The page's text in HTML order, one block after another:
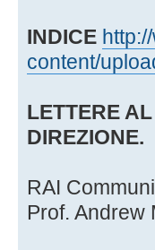
INDICE
content/
LETTERE
DIREZIONE.
RAI
Prof. Andrew